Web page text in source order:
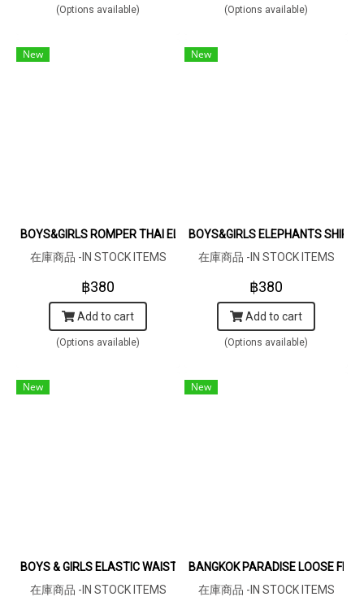
(Options available) (Options available)
New
BOYS&GIRLS ROMPER THAI ELEPHANTS MAROON100%
在庫商品 -IN STOCK ITEMS
฿380
Add to cart
(Options available)
New
BOYS&GIRLS ELEPHANTS
在庫商品 -IN STOCK ITEMS
฿380
Add to cart
(Options available)
New
BOYS & GIRLS ELASTIC WAISTBAND THAI ELEPHANTS CRIMSON
在庫商品 -IN STOCK ITEMS
New
BANGKOK PARADISE LOOSE FIT
在庫商品 -IN STOCK ITEMS